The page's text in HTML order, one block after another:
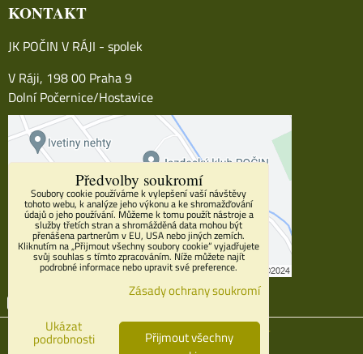
KONTAKT
JK POČIN V RÁJI - spolek
V Ráji, 198 00 Praha 9
Dolní Počernice/Hostavice
Instagram
Předvolby soukromí Zásady ochrany soukromí
Předvolby soukromí
Soubory cookie používáme k vylepšení vaší návštěvy
tohoto webu, k analýze jeho výkonu a ke shromažďování
údajů o jeho používání. Můžeme k tomu použít nástroje a
služby třetích stran a shromážděná data mohou být
přenášena partnerům v EU, USA nebo jiných zemích.
Kliknutím na „Přijmout všechny soubory cookie“ vyjadřujete
svůj souhlas s tímto zpracováním. Níže můžete najít
podrobné informace nebo upravit své preference.
Zásady ochrany soukromí
Ukázat
podrobnosti
Přijmout všechny